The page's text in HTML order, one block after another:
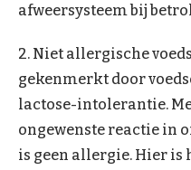
afweersysteem bij
2. Niet allergische
gekenmerkt door
lactose-intolerantie.
ongewenste reactie in
is geen allergie. Hier is